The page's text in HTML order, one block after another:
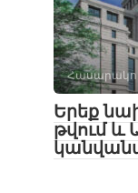
Երեք
թվում և